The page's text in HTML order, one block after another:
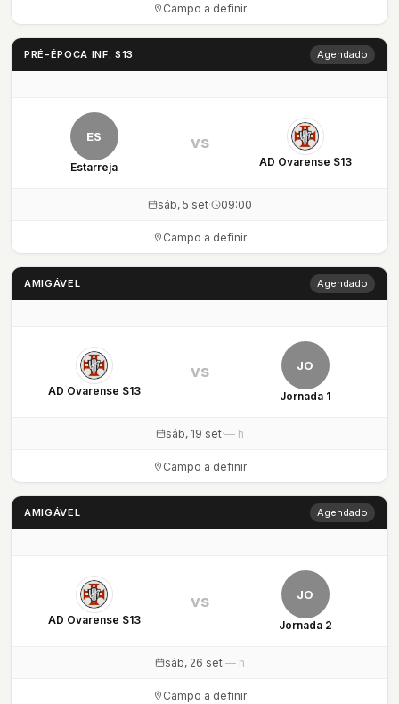
Campo a definir
PRÉ-ÉPOCA INF. S13 Agendado
ES
Estarreja AD Ovarense S13
vs
sáb, 5 set· 09:00
Campo a definir
AMIGÁVEL Agendado
AD Ovarense S13
JO
Jornada 1
vs
sáb, 19 set·— h
Campo a definir
AMIGÁVEL Agendado
AD Ovarense S13
JO
Jornada 2
vs
sáb, 26 set·— h
Campo a definir